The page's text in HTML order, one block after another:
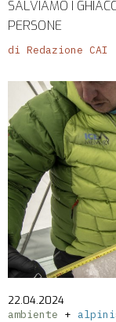
SALVIAMO I
PERSONE
di Redazione CAI
22.04.2024
ambiente